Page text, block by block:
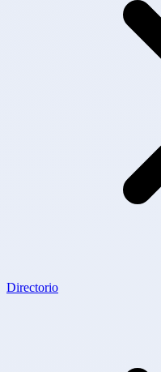
Directorio